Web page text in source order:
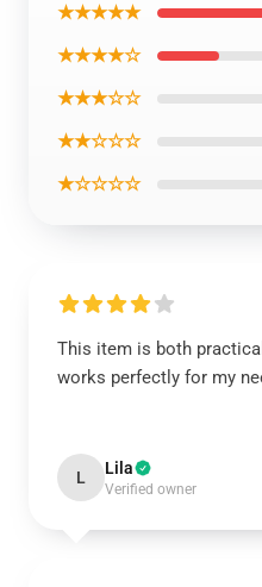
★★★★★
★★★★☆
★★★☆☆
★★☆☆☆
★☆☆☆☆
This item is both
works perfectly for my
L Lila
Verified owner